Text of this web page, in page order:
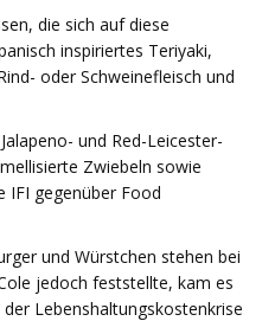
die sich auf diese
inspiriertes Teriyaki,
oder Schweinefleisch und
und Red-Leicester-
Zwiebeln sowie
IFI gegenüber Food
und Würstchen stehen bei
jedoch feststellte, kam es
Lebenshaltungskostenkrise